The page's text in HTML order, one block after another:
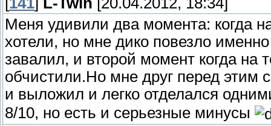
Меня удивили два момента: когда
хотели, но мне дико повезло
завалил, и второй момент когда
обчистили.Но мне друг перед этим
и выложил и легко отделался
8/10, но есть и серьезные минусы